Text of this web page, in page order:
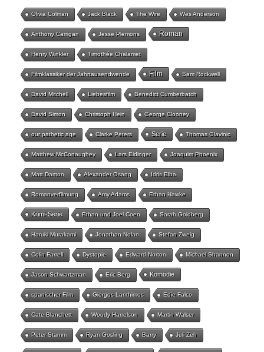
Olivia Colman Jack Black The Wire Wes Anderson
Anthony Carrigan Jesse Plemons Roman
Henry Winkler Timothée Chalamet
Filmklassiker der Jahrtausendwende Film Sam Rockwell
David Mitchell Liebesfilm Benedict Cumberbatch
David Simon Christoph Hein George Clooney
our pathetic age Clarke Peters Serie Thomas Glavinic
Matthew McConaughey Lars Eidinger Joaquim Phoenix
Matt Damon Alexander Osang Idris Elba
Romanverfilmung Amy Adams Ethan Hawke
Krimi-Serie Ethan und Joel Coen Sarah Goldberg
Haruki Murakami Jonathan Nolan Stefan Zweig
Colin Farrell Dystopie Edward Norton Michael Shannon
Jason Schwartzman Eric Berg Komödie
spanischer Film Giorgos Lanthimos Edie Falco
Cate Blanchett Woody Harrelson Martin Walser
Peter Stamm Ryan Gosling Barry Juli Zeh